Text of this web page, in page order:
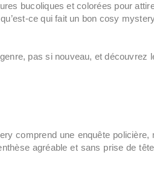
bucoliques et colorées pour
ce qui fait un bon cosy
pas si nouveau, et découvrez
comprend une enquête policière,
agréable et sans prise de